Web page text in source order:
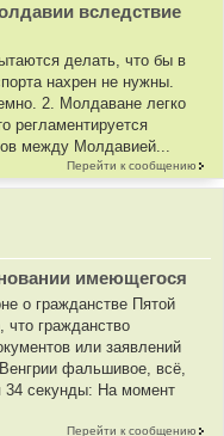
вследствие
делать, что бы в
нахрен не нужны.
2. Молдаване легко
регламентируется
между Молдавией...
Перейти к сообщению
имеющегося
о гражданстве Пятой
что гражданство
или заявлений
фальшивое, всё,
34 секунды: На момент
Перейти к сообщению